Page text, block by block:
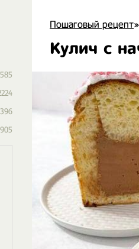
Пошаговый рецепт»
Кулич с
585
396